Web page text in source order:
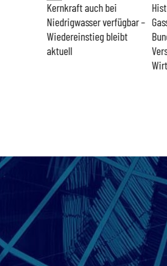
Kernkraft auch bei
Niedrigwasser verfügbar –
Wiedereinstieg bleibt
aktuell